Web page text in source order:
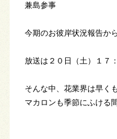
兼島参事
今期のお彼岸状況報告か
放送は２０日（土）１７
そんな中、花業界は早く
マカロンも季節にふける